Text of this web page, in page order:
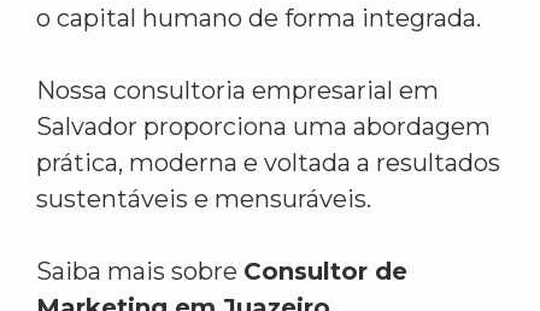
o capital humano de forma integrada.
Nossa consultoria empresarial em
Salvador proporciona uma abordagem
prática, moderna e voltada a resultados
sustentáveis e mensuráveis.
Saiba mais sobre Consultor de